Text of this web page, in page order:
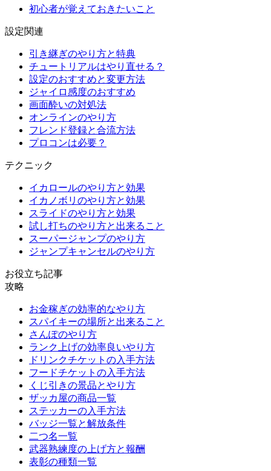
初心者が覚えておきたいこと
設定関連
引き継ぎのやり方と特典
チュートリアルはやり直せる？
設定のおすすめと変更方法
ジャイロ感度のおすすめ
画面酔いの対処法
オンラインのやり方
フレンド登録と合流方法
プロコンは必要？
テクニック
イカロールのやり方と効果
イカノボリのやり方と効果
スライドのやり方と効果
試し打ちのやり方と出来ること
スーパージャンプのやり方
ジャンプキャンセルのやり方
お役立ち記事
攻略
お金稼ぎの効率的なやり方
スパイキーの場所と出来ること
さんぽのやり方
ランク上げの効率良いやり方
ドリンクチケットの入手方法
フードチケットの入手方法
くじ引きの景品とやり方
ザッカ屋の商品一覧
ステッカーの入手方法
バッジ一覧と解放条件
二つ名一覧
武器熟練度の上げ方と報酬
表彰の種類一覧